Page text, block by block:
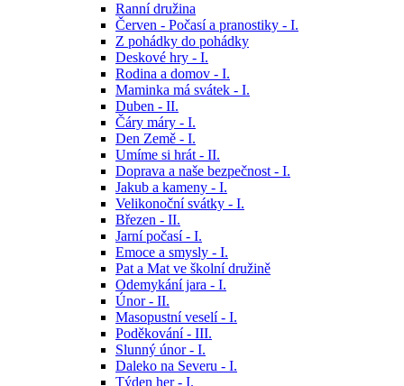
Ranní družina
Červen - Počasí a pranostiky - I.
Z pohádky do pohádky
Deskové hry - I.
Rodina a domov - I.
Maminka má svátek - I.
Duben - II.
Čáry máry - I.
Den Země - I.
Umíme si hrát - II.
Doprava a naše bezpečnost - I.
Jakub a kameny - I.
Velikonoční svátky - I.
Březen - II.
Jarní počasí - I.
Emoce a smysly - I.
Pat a Mat ve školní družině
Odemykání jara - I.
Únor - II.
Masopustní veselí - I.
Poděkování - III.
Slunný únor - I.
Daleko na Severu - I.
Týden her - I.